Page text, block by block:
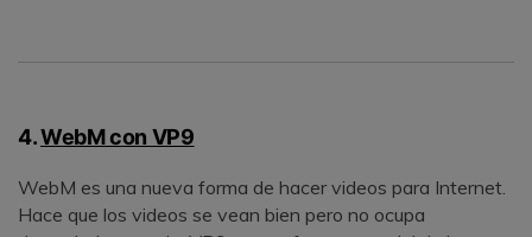
4.WebM con VP9
WebM es una nueva forma de hacer videos para Internet.
Hace que los videos se vean bien pero no ocupa